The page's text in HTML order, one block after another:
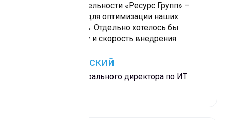
Sherpa RPA в деятельности «Ресурс Групп» –
дальнейший шаг для оптимизации наших
бизнес-процессов. Отдельно хотелось бы
отметить простоту и скорость внедрения
Игорь Быковский
Заместитель генерального директора по ИТ